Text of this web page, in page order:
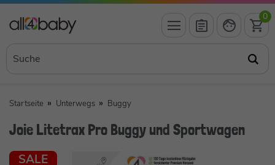
0
Startseite Unterwegs Buggy
Joie Litetrax Pro Buggy und Sportwagen
SALE